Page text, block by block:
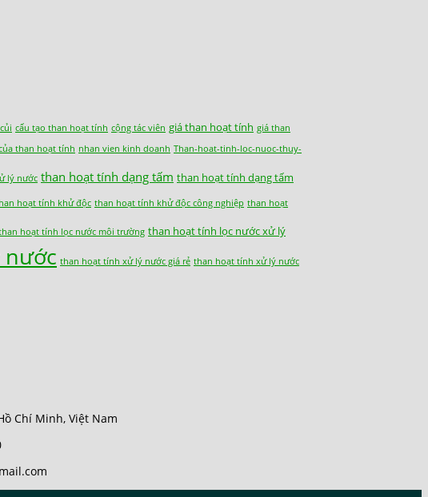
cấu tạo than hoạt tính cộng tác viên giá than hoạt tính giá than
than hoạt tính nhan vien kinh doanh Than-hoat-tinh-loc-nuoc-thuy-
lý nước than hoạt tính dạng tấm than hoạt tính dạng tấm
hoạt tính khử độc than hoạt tính khử độc công nghiệp than hoạt
hoạt tính lọc nước môi trường than hoạt tính lọc nước xử lý
than hoạt tính xử lý nước giá rẻ than hoạt tính xử lý nước
Chí Minh, Việt Nam